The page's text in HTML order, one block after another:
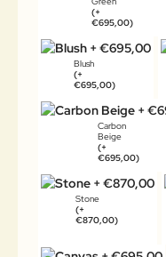
(+
€695,00)
Blush
(+
€695,00)
Carbon
Beige
(+
€695,00)
Stone
(+
€870,00)